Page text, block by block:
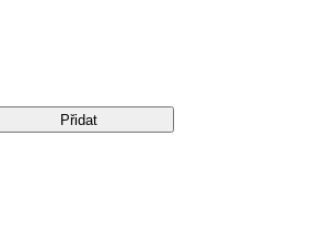
Přidat